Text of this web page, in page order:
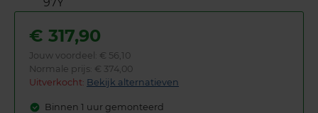
€ 317,90
Jouw voordeel: € 56,10
Normale prijs: € 374,00
Uitverkocht: Bekijk alternatieven
Binnen 1 uur gemonteerd